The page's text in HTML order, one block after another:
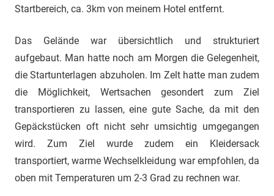
Startbereich, ca. 3km von meinem Hotel entfernt.
Das Gelände war übersichtlich und strukturiert
aufgebaut. Man hatte noch am Morgen die Gelegenheit,
die Startunterlagen abzuholen. Im Zelt hatte man zudem
die Möglichkeit, Wertsachen gesondert zum Ziel
transportieren zu lassen, eine gute Sache, da mit den
Gepäckstücken oft nicht sehr umsichtig umgegangen
wird. Zum Ziel wurde zudem ein Kleidersack
transportiert, warme Wechselkleidung war empfohlen, da
oben mit Temperaturen um 2-3 Grad zu rechnen war.